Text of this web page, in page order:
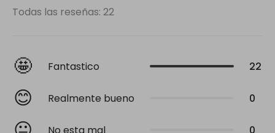
Todas las reseñas: 22
🤩 Fantastico 22
😊 Realmente bueno 0
No esta mal 0